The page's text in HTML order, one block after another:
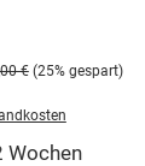
€ (25% gespart)
Wochen